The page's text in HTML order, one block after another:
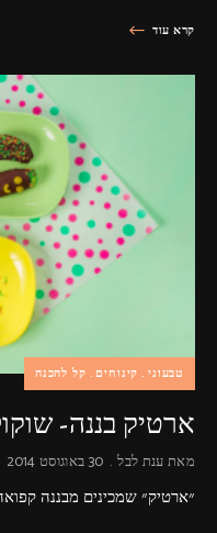
קרא עוד
טבעוני קינוחים קל להכנה
ארטיק בננה-
מאתענת לבל 30 באוגוסט 2014
״ארטיק״ שמכינים מבננה